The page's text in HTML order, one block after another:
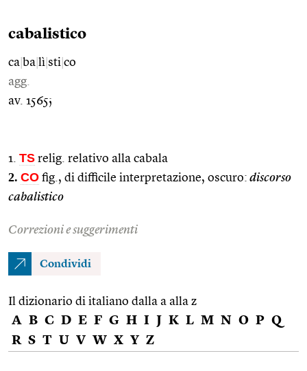
cabalistico
ca ba lì sti co
agg.
av. 1565;
1. TS relig. relativo alla cabala
2. CO fig., di difficile interpretazione, oscuro: discorso
cabalistico
Correzioni e suggerimenti
Condividi
Il dizionario di italiano dalla a alla z
A B C D E F G H I J K L M N O P Q
R S T U V W X Y Z